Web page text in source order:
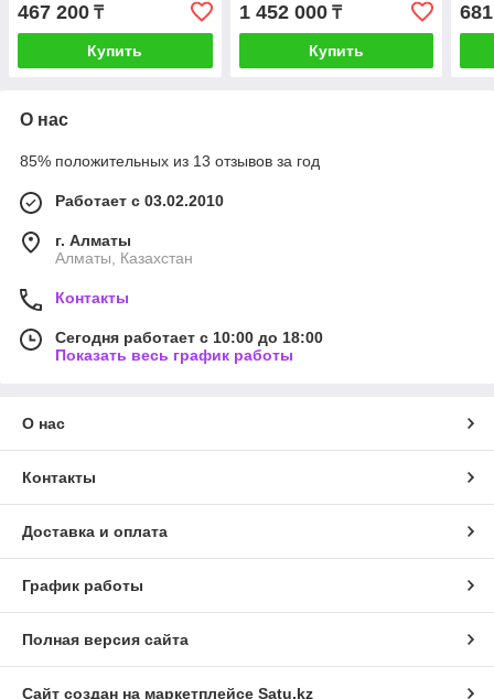
467 200 ₸
Купить
1 452 000₸
Купить
О нас
85% положительных из 13 отзывов за год
Работает с 03.02.2010
г. Алматы
Алматы, Казахстан
Контакты
Сегодня работает с 10:00 до 18:00
Показать весь график работы
О нас
Контакты
Доставка и оплата
График работы
Полная версия сайта
Сайт создан на маркетплейсе Satu.kz